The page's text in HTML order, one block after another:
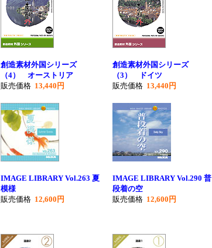
創造素材外国シリーズ
（4） オーストリア
販売価格 13,440円
創造素材外国シリーズ
（3） ドイツ
販売価格 13,440円
IMAGE LIBRARY Vol.263 夏
模様
販売価格 12,600円
IMAGE LIBRARY Vol.290 普
段着の空
販売価格 12,600円